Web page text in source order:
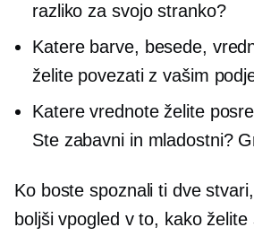
razliko za svojo stranko?
Katere barve, besede,
želite povezati z vašim
Katere vrednote želite
Ste zabavni in mladostni?
Ko boste spoznali ti dve
boljši vpogled v to, kako želite